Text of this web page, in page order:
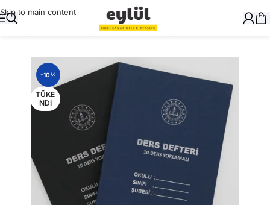
Skip to main content
Okul Gereçleri/Defter ve Kitap Kapları
-10%
TÜKE
NDI